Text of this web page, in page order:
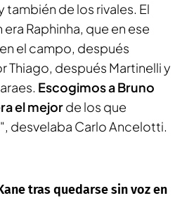
también de los rivales. El
Raphinha, que en ese
el campo, después
Thiago, después Martinelli y
Escogimos a Bruno
el mejorde los que
desvelaba Carlo Ancelotti.
tras quedarse sin voz en